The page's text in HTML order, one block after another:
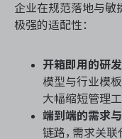
企业在规范落地与敏
极强的适配性：
开箱即用的研
模型与行业模
大幅缩短管理
端到端的需求
链路，需求关